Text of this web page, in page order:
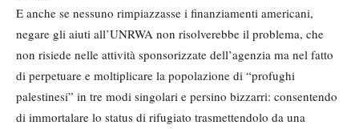
E anche se nessuno rimpiazzasse i finanziamenti americani,
negare gli aiuti all’UNRWA non risolverebbe il problema, che
non risiede nelle attività sponsorizzate dell’agenzia ma nel fatto
di perpetuare e moltiplicare la popolazione di “profughi
palestinesi” in tre modi singolari e persino bizzarri: consentendo
di immortalare lo status di rifugiato trasmettendolo da una